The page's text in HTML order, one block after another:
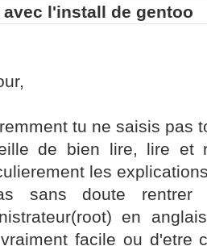
avec l'install de gentoo
tu ne saisis pas
de bien lire, lire et
les
sans doute
en
facile ou d'etre